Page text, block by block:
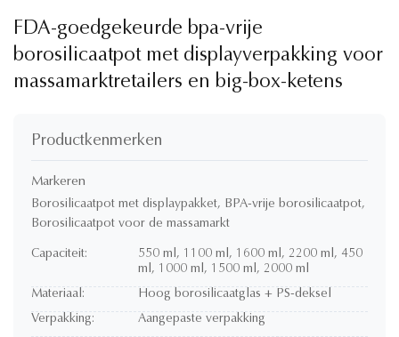
FDA-goedgekeurde bpa-vrije
borosilicaatpot met displayverpakking voor
massamarktretailers en big-box-ketens
Productkenmerken
Markeren
Borosilicaatpot met displaypakket, BPA-vrije borosilicaatpot,
Borosilicaatpot voor de massamarkt
Capaciteit:
550 ml, 1100 ml, 1600 ml, 2200 ml, 450
ml, 1000 ml, 1500 ml, 2000 ml
Materiaal:
Hoog borosilicaatglas + PS-deksel
Verpakking:
Aangepaste verpakking